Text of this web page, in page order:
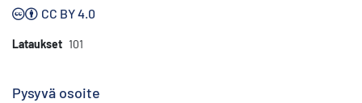
CC BY 4.0
Lataukset 101
Pysyvä osoite